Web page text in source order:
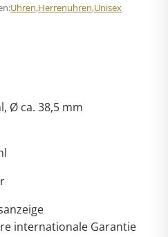
Uhren,Herrenuhren,Unisex
Ø ca. 38,5 mm
internationale Garantie